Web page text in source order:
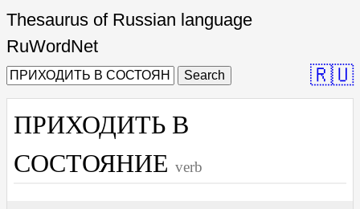
Thesaurus of Russian language
RuWordNet
Search 🇷🇺
ПРИХОДИТЬ В
СОСТОЯНИЕ verb